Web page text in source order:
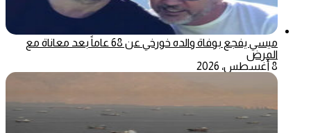
ميسي يفجع بوفاة والده خورخي عن 68 عاماً بعد معاناة مع
المرض
8 أغسطس، 2026